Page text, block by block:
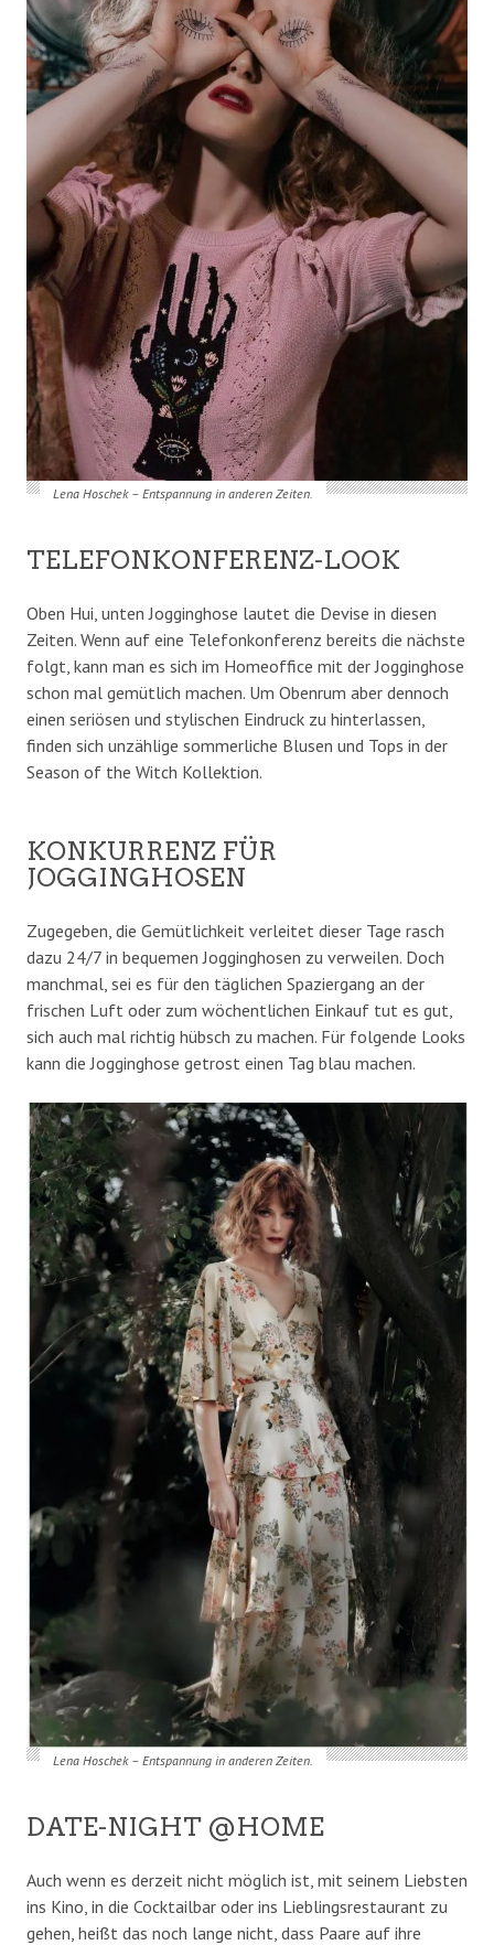
Lena Hoschek – Entspannung in anderen Zeiten.
TELEFONKONFERENZ-LOOK
Oben Hui, unten Jogginghose lautet die Devise in diesen
Zeiten. Wenn auf eine Telefonkonferenz bereits die nächste
folgt, kann man es sich im Homeoffice mit der Jogginghose
schon mal gemütlich machen. Um Obenrum aber dennoch
einen seriösen und stylischen Eindruck zu hinterlassen,
finden sich unzählige sommerliche Blusen und Tops in der
Season of the Witch Kollektion.
KONKURRENZ FÜR
JOGGINGHOSEN
Zugegeben, die Gemütlichkeit verleitet dieser Tage rasch
dazu 24/7 in bequemen Jogginghosen zu verweilen. Doch
manchmal, sei es für den täglichen Spaziergang an der
frischen Luft oder zum wöchentlichen Einkauf tut es gut,
sich auch mal richtig hübsch zu machen. Für folgende Looks
kann die Jogginghose getrost einen Tag blau machen.
Lena Hoschek – Entspannung in anderen Zeiten.
DATE-NIGHT @HOME
Auch wenn es derzeit nicht möglich ist, mit seinem Liebsten
ins Kino, in die Cocktailbar oder ins Lieblingsrestaurant zu
gehen, heißt das noch lange nicht, dass Paare auf ihre